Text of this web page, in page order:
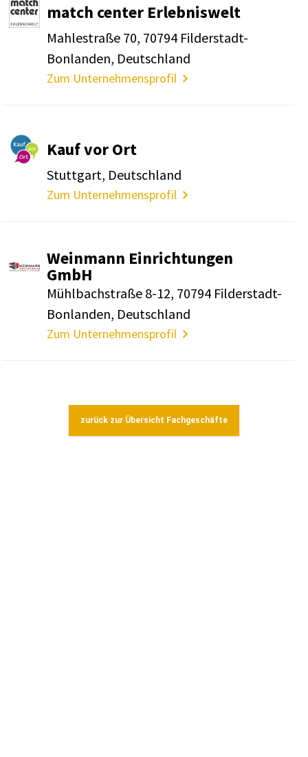
match center Erleb­nis­welt
Mahle­straße 70, 70794 Filder­stadt-
Bonlanden, Deutsch­land
Zum Unternehmensprofil
Kauf vor Ort
Stutt­gart, Deutsch­land
Zum Unternehmensprofil
Wein­mann Einrich­tungen
GmbH
Mühl­bach­straße 8-12, 70794 Filder­stadt-
Bonlanden, Deutsch­land
Zum Unternehmensprofil
zurück zur Übersicht Fachgeschäfte